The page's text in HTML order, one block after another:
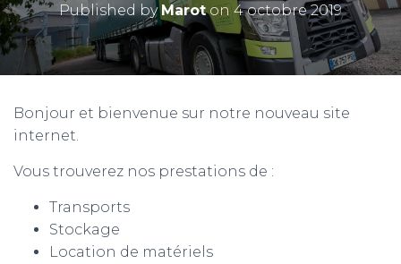
Published byMaroton 4 octobre 2019
Bonjour et bienvenue sur notre nouveau site
internet.
Vous trouverez nos prestations de :
Transports
Stockage
Location de matériels